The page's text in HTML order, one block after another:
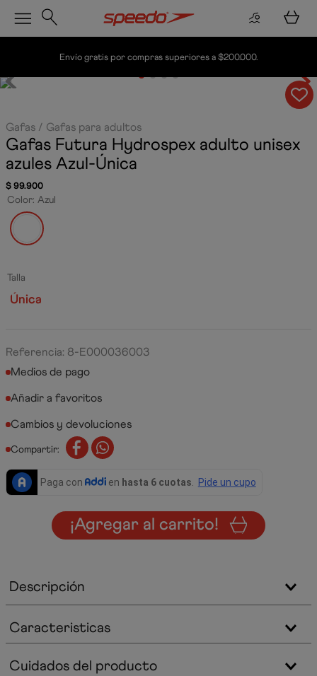
Envío gratis por compras superiores a $200.000.
Gafas Gafas para adultos
Gafas Futura Hydrospex adulto unisex
azules Azul-Única
$99.900
Color: Azul
Talla
Única
Referencia: 8-E000036003
Medios de pago
Cambios y devoluciones
Compartir:
¡Agregar al carrito!
Descripción
Caracteristicas
Cuidados del producto